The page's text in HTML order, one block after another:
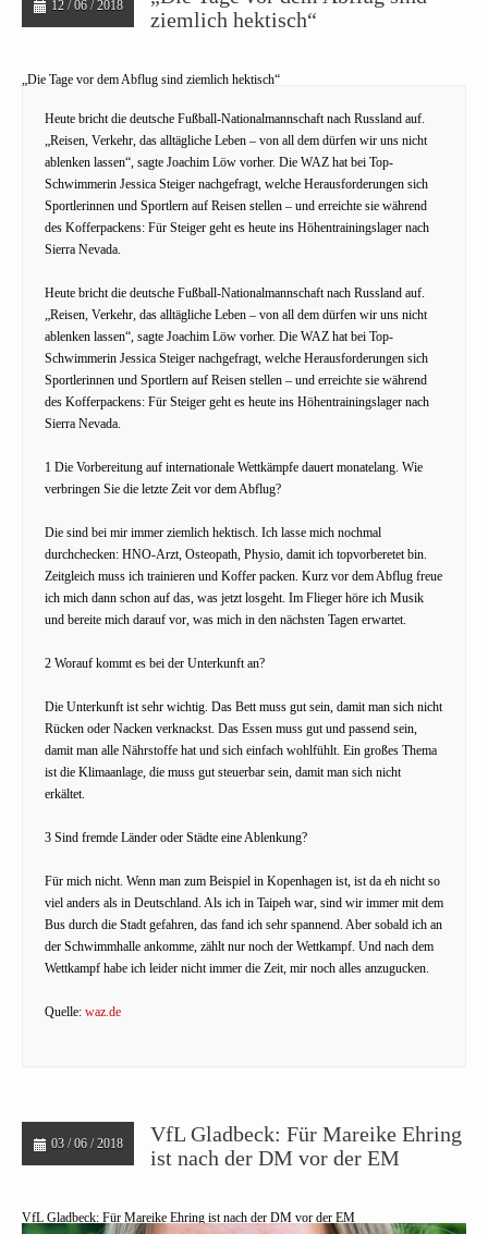
12 / 06 / 2018
ziemlich hektisch“
„Die Tage vor dem Abflug sind ziemlich hektisch“
Heute bricht die deutsche Fußball-Nationalmannschaft nach Russland auf.
„Reisen, Verkehr, das alltägliche Leben – von all dem dürfen wir uns nicht
ablenken lassen“, sagte Joachim Löw vorher. Die WAZ hat bei Top-
Schwimmerin Jessica Steiger nachgefragt, welche Herausforderungen sich
Sportlerinnen und Sportlern auf Reisen stellen – und erreichte sie während
des Kofferpackens: Für Steiger geht es heute ins Höhentrainingslager nach
Sierra Nevada.
Heute bricht die deutsche Fußball-Nationalmannschaft nach Russland auf.
„Reisen, Verkehr, das alltägliche Leben – von all dem dürfen wir uns nicht
ablenken lassen“, sagte Joachim Löw vorher. Die WAZ hat bei Top-
Schwimmerin Jessica Steiger nachgefragt, welche Herausforderungen sich
Sportlerinnen und Sportlern auf Reisen stellen – und erreichte sie während
des Kofferpackens: Für Steiger geht es heute ins Höhentrainingslager nach
Sierra Nevada.
1 Die Vorbereitung auf internationale Wettkämpfe dauert monatelang. Wie
verbringen Sie die letzte Zeit vor dem Abflug?
Die sind bei mir immer ziemlich hektisch. Ich lasse mich nochmal
durchchecken: HNO-Arzt, Osteopath, Physio, damit ich topvorberetet bin.
Zeitgleich muss ich trainieren und Koffer packen. Kurz vor dem Abflug freue
ich mich dann schon auf das, was jetzt losgeht. Im Flieger höre ich Musik
und bereite mich darauf vor, was mich in den nächsten Tagen erwartet.
2 Worauf kommt es bei der Unterkunft an?
Die Unterkunft ist sehr wichtig. Das Bett muss gut sein, damit man sich nicht
Rücken oder Nacken verknackst. Das Essen muss gut und passend sein,
damit man alle Nährstoffe hat und sich einfach wohlfühlt. Ein großes Thema
ist die Klimaanlage, die muss gut steuerbar sein, damit man sich nicht
erkältet.
3 Sind fremde Länder oder Städte eine Ablenkung?
Für mich nicht. Wenn man zum Beispiel in Kopenhagen ist, ist da eh nicht so
viel anders als in Deutschland. Als ich in Taipeh war, sind wir immer mit dem
Bus durch die Stadt gefahren, das fand ich sehr spannend. Aber sobald ich an
der Schwimmhalle ankomme, zählt nur noch der Wettkampf. Und nach dem
Wettkampf habe ich leider nicht immer die Zeit, mir noch alles anzugucken.
Quelle: waz.de
03 / 06 / 2018
VfL Gladbeck: Für Mareike Ehring
ist nach der DM vor der EM
VfL Gladbeck: Für Mareike Ehring ist nach der DM vor der EM